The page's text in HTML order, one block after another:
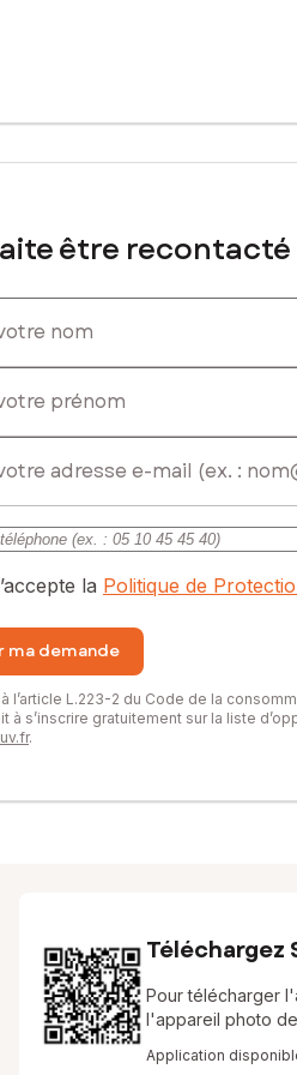
être recontacté
nom
prénom
la Politique de
ma demande
l’article L.223-2 du Code de la
à s’inscrire gratuitement sur la liste
.
Téléchargez
Pour télécharger
l'appareil photo
Application